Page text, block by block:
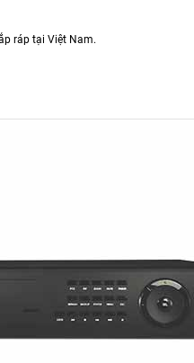
ráp tại Việt Nam.